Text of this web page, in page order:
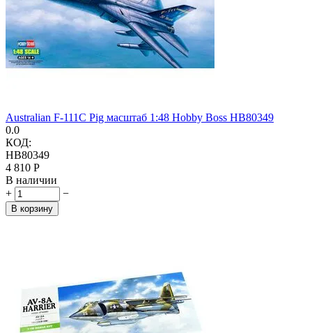
Australian F-111C Pig масштаб 1:48 Hobby Boss HB80349
0.0
КОД:
HB80349
4 810 Р
В наличии
+
−
В корзину